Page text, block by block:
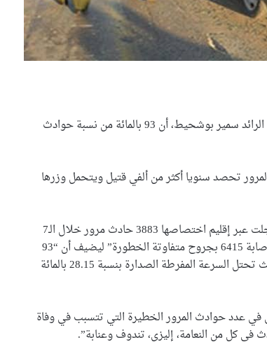
كشف رئيس مكتب التنسيق المروري بالقيادة العامة للدرك الوطني، الرائد سمير بوشحيط، أن 93 بالمائة من نسبة حوادث
تحصد سنويا أكثر من ألفي قتيل ويتحمل وزرها
وبلغة الأرقام كشف الرائد بوشحيط، أن “مصالح الدرك الوطني سجلت عبر إقليم اختصاصها 3883 حادث مرور خلال الـ7
أشهر الأولى من السنة الجارية، أسفرت عن مقتل 1552 شخص، وإصابة 6415 بجروح متفاوتة الخطورة” ليضيف أن “93
بالمائة من نسبة الحوادث سببها العامل البشري بالدرجة الأولى، حيث تحتل السرعة المفرطة الصدارة بنسبة 28.15 بالمائة
في عدد حوادث المرور الخطيرة التي تتسبب في وفاة
كل من النعامة، إليزي، تندوف وعنابة”.
السيّد عطاف يزور متحف الحرب
الوطنية العظمى ” النصر”
بالعاصمة مينسك
الوطنية البيلاروسية